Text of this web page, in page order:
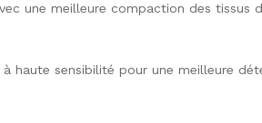
une meilleure compaction des
haute sensibilité pour une meilleure